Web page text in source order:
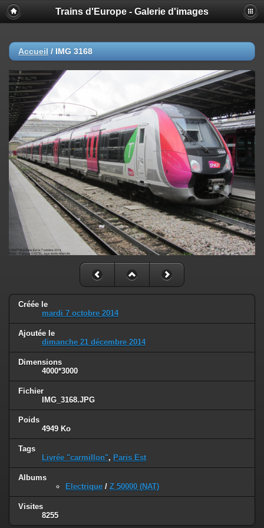
Trains d'Europe - Galerie d'images
Accueil / IMG 3168
Créée le
mardi 7 octobre 2014
Ajoutée le
dimanche 21 décembre 2014
Dimensions
4000*3000
Fichier
IMG_3168.JPG
Poids
4949 Ko
Tags
Livrée "carmillon", Paris Est
Albums
Electrique / Z 50000 (NAT)
Visites
8255